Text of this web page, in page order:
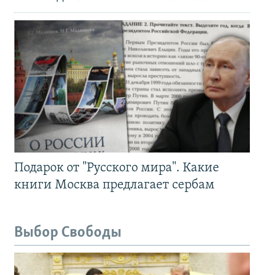
Подарок от "Русского мира". Какие
книги Москва предлагает сербам
Выбор Свободы